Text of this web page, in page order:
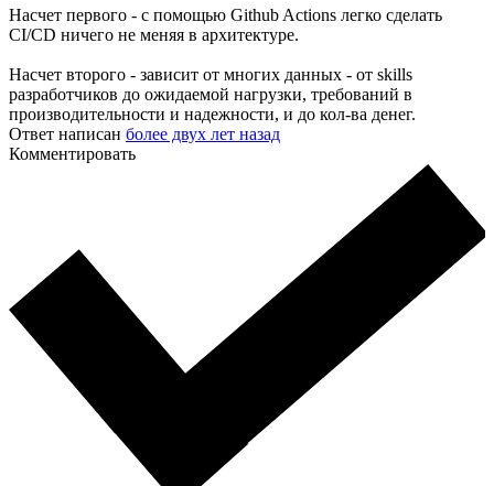
Насчет первого - с помощью Github Actions легко сделать
CI/CD ничего не меняя в архитектуре.
Насчет второго - зависит от многих данных - от skills
разработчиков до ожидаемой нагрузки, требований в
производительности и надежности, и до кол-ва денег.
Ответ написан более двух лет назад
Комментировать